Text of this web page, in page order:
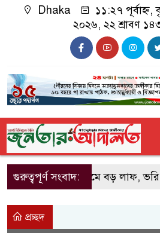
Dhaka
১১:২৭
২০২৬, ২২ শ্রাবণ
গুরুত্বপূর্ণ সংবাদ:
স্বর্ণের দামে বড় লাফ, ভরি
প্রচ্ছদ